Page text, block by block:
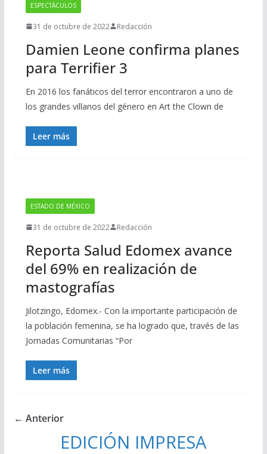
ESPECTÁCULOS
31 de octubre de 2022 Redacción
Damien Leone confirma planes
para Terrifier 3
En 2016 los fanáticos del terror encontraron a uno de
los grandes villanos del género en Art the Clown de
Leer más
ESTADO DE MÉXICO
31 de octubre de 2022 Redacción
Reporta Salud Edomex avance
del 69% en realización de
mastografías
Jilotzingo, Edomex.- Con la importante participación de
la población femenina, se ha logrado que, través de las
Jornadas Comunitarias “Por
Leer más
← Anterior
EDICIÓN IMPRESA